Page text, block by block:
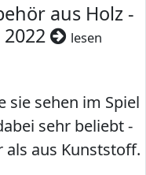
aus Holz -
lesen
sie sehen im Spiel
sehr beliebt -
als aus Kunststoff.